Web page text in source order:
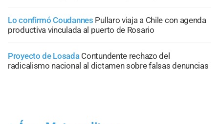
Lo confirmó Coudannes Pullaro viaja a Chile con agenda
productiva vinculada al puerto de Rosario
Proyecto de Losada Contundente rechazo del
radicalismo nacional al dictamen sobre falsas denuncias